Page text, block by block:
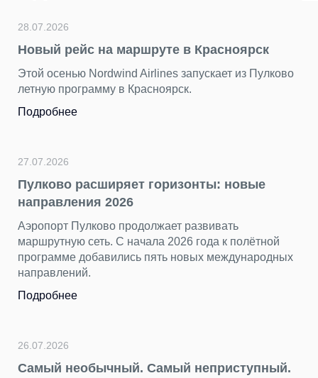
28.07.2026
Новый рейс на маршруте в Красноярск
Этой осенью Nordwind Airlines запускает из Пулково
летную программу в Красноярск.
Подробнее
27.07.2026
Пулково расширяет горизонты: новые
направления 2026
Аэропорт Пулково продолжает развивать
маршрутную сеть. С начала 2026 года к полётной
программе добавились пять новых международных
направлений.
Подробнее
26.07.2026
Самый необычный. Самый неприступный.